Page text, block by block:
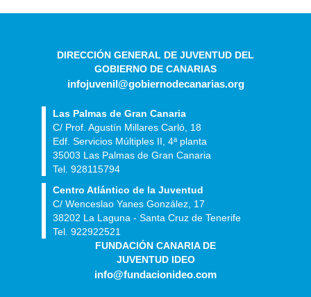
DIRECCIÓN GENERAL DE JUVENTUD DEL
GOBIERNO DE CANARIAS
infojuvenil@gobiernodecanarias.org
Las Palmas de Gran Canaria
C/ Prof. Agustín Millares Carló, 18
Edf. Servicios Múltiples II, 4ª planta
35003 Las Palmas de Gran Canaria
Tel. 928115794
Centro Atlántico de la Juventud
C/ Wenceslao Yanes González, 17
38202 La Laguna - Santa Cruz de Tenerife
Tel. 922922521
FUNDACIÓN CANARIA DE
JUVENTUD IDEO
info@fundacionideo.com